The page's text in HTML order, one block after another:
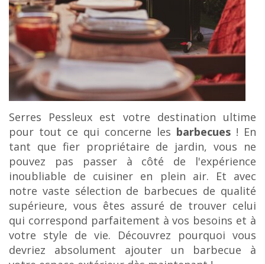
Serres Pessleux est votre destination ultime
pour tout ce qui concerne les barbecues ! En
tant que fier propriétaire de jardin, vous ne
pouvez pas passer à côté de l'expérience
inoubliable de cuisiner en plein air. Et avec
notre vaste sélection de barbecues de qualité
supérieure, vous êtes assuré de trouver celui
qui correspond parfaitement à vos besoins et à
votre style de vie. Découvrez pourquoi vous
devriez absolument ajouter un barbecue à